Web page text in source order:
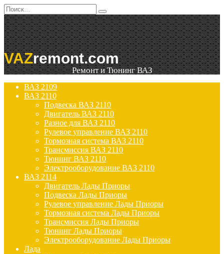
Перейти
к
содержанию
Search
for:
VAZremont.com
Ремонт и Тюнинг ВАЗ
ВАЗ 2109
ВАЗ 2110
Подвеска ВАЗ 2110
Двигатель ВАЗ 2110
Разное для ВАЗ 2110
Рулевое управление ВАЗ 2110
Тормозная система ВАЗ 2110
Трансмиссия ВАЗ 2110
Тюнинг ВАЗ 2110
Электрооборудование ВАЗ 2110
ВАЗ 2114
Двигатель Лады Приоры
Подвеска Лады Приоры
Рулевое управление Лады Приоры
Тормозная система Лады Приоры
Трансмиссия Лады Приоры
Тюнинг Лады Приоры
Электрооборудование Лады Приоры
Лада